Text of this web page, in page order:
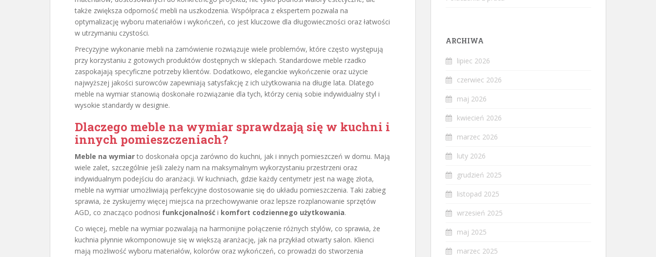
także zwiększa odporność mebli na uszkodzenia. Współpraca z ekspertem pozwala na
optymalizację wyboru materiałów i wykończeń, co jest kluczowe dla długowieczności oraz łatwości
w utrzymaniu czystości.
Precyzyjne wykonanie mebli na zamówienie rozwiązuje wiele problemów, które często występują
przy korzystaniu z gotowych produktów dostępnych w sklepach. Standardowe meble rzadko
zaspokajają specyficzne potrzeby klientów. Dodatkowo, eleganckie wykończenie oraz użycie
najwyższej jakości surowców zapewniają satysfakcję z ich użytkowania na długie lata. Dlatego
meble na wymiar stanowią doskonałe rozwiązanie dla tych, którzy cenią sobie indywidualny styl i
wysokie standardy w designie.
Dlaczego meble na wymiar sprawdzają się w kuchni i
innych pomieszczeniach?
Meble na wymiar to doskonała opcja zarówno do kuchni, jak i innych pomieszczeń w domu. Mają
wiele zalet, szczególnie jeśli zależy nam na maksymalnym wykorzystaniu przestrzeni oraz
indywidualnym podejściu do aranżacji. W kuchniach, gdzie każdy centymetr jest na wagę złota,
meble na wymiar umożliwiają perfekcyjne dostosowanie się do układu pomieszczenia. Taki zabieg
sprawia, że zyskujemy więcej miejsca na przechowywanie oraz lepsze rozplanowanie sprzętów
AGD, co znacząco podnosi funkcjonalność i komfort codziennego użytkowania.
Co więcej, meble na wymiar pozwalają na harmonijne połączenie różnych stylów, co sprawia, że
kuchnia płynnie wkomponowuje się w większą aranżację, jak na przykład otwarty salon. Klienci
mają możliwość wyboru materiałów, kolorów oraz wykończeń, co prowadzi do stworzenia
ARCHIWA
lipiec 2026
czerwiec 2026
maj 2026
kwiecień 2026
marzec 2026
luty 2026
grudzień 2025
listopad 2025
wrzesień 2025
maj 2025
marzec 2025